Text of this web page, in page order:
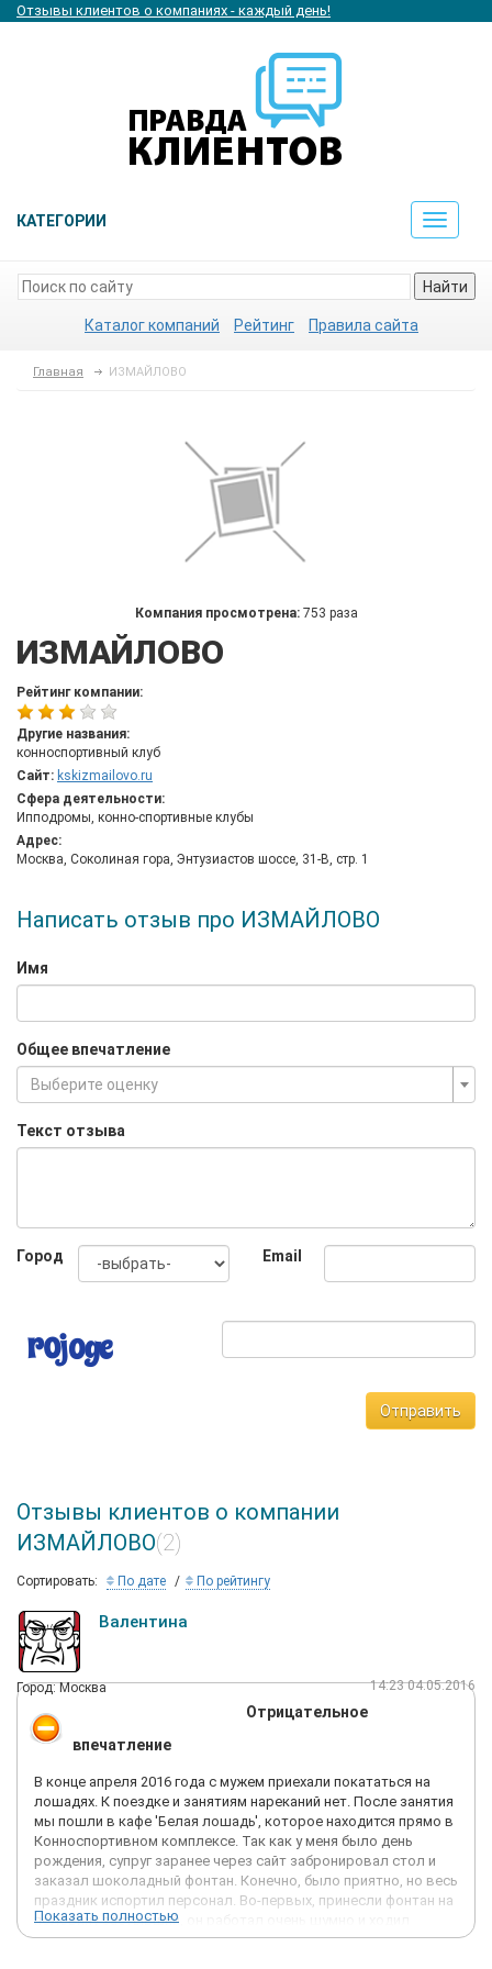
Отзывы клиентов о компаниях - каждый день!
КАТЕГОРИИ
Toggle
Найти
Каталог компаний Рейтинг Правила сайта
Главная ИЗМАЙЛОВО
Компания просмотрена: 753 раза
ИЗМАЙЛОВО
Рейтинг компании:
Другие названия:
конноспортивный клуб
Сайт: kskizmailovo.ru
Сфера деятельности:
Ипподромы, конно-спортивные клубы
Адрес:
Москва, Соколиная гора, Энтузиастов шоссе, 31-В, стр. 1
Написать отзыв про ИЗМАЙЛОВО
Имя
Общее впечатление
Выберите оценку
Текст отзыва
Город Email
Отправить
Отзывы клиентов о компании
ИЗМАЙЛОВО(2)
Сортировать: По дате По рейтингу
Валентина
Город: Москва 14:23 04.05.2016
Отрицательное
впечатление
В конце апреля 2016 года с мужем приехали покататься на
лошадях. К поездке и занятиям нареканий нет. После занятия
мы пошли в кафе 'Белая лошадь', которое находится прямо в
Конноспортивном комплексе. Так как у меня было день
рождения, супруг заранее через сайт забронировал стол и
заказал шоколадный фонтан. Конечно, было приятно, но весь
праздник испортил персонал. Во-первых, принесли фонтан на
половину застывший, он работал очень шумно и ходил
ходуном. Поработал 5 мин и застыл. Мимо проходящий
Показать полностью